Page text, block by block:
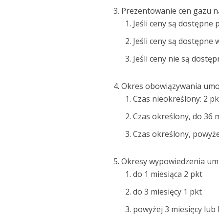
Prezentowanie cen gazu
Jeśli ceny są dostępne
Jeśli ceny są dostępne
Jeśli ceny nie są
Okres obowiązywania
Czas nieokreślony: 2
Czas określony, do 36
Czas określony,
Okresy wypowiedzenia
do 1 miesiąca 2 pkt
do 3 miesięcy 1 pkt
powyżej 3 miesięcy